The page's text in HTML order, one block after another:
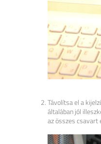
Távolítsa el a
általában jól
az összes